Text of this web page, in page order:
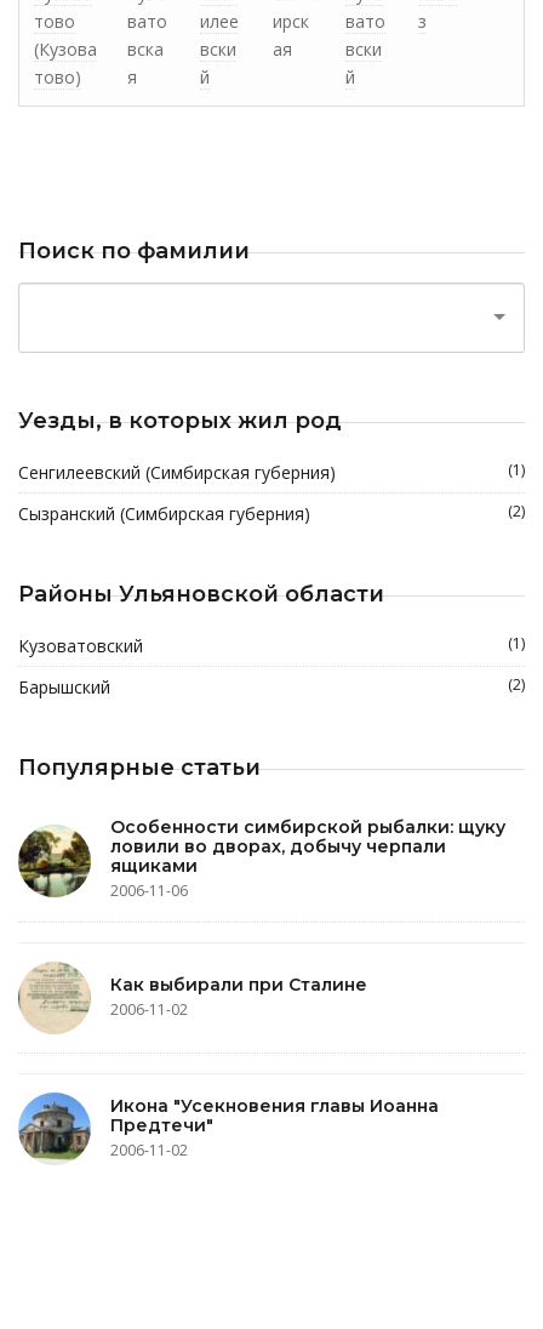
тово
(Кузова
тово)
вато
вска
я
илее
вски
й
ирск
ая
вато
вски
й
з
Поиск по фамилии
Уезды, в которых жил род
Сенгилеевский (Симбирская губерния) (1)
Сызранский (Симбирская губерния) (2)
Районы Ульяновской области
Кузоватовский (1)
Барышский (2)
Популярные статьи
Особенности симбирской рыбалки: щуку
ловили во дворах, добычу черпали
ящиками
2006-11-06
Как выбирали при Сталине
2006-11-02
Икона "Усекновения главы Иоанна
Предтечи"
2006-11-02